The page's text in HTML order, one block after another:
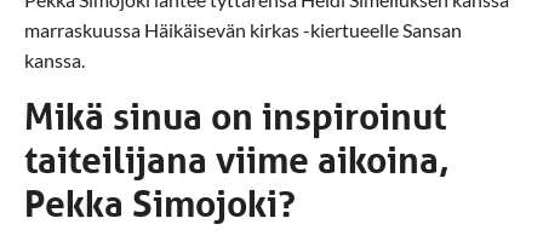
marraskuussa Häikäisevän kirkas -kiertueelle Sansan
kanssa.
Mikä sinua on inspiroinut
taiteilijana viime aikoina,
Pekka Simojoki?